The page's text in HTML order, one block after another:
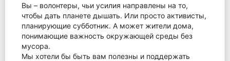
Вы – волонтеры, чьи усилия направлены на то,
чтобы дать планете дышать. Или просто активисты,
планирующие субботник. А может жители дома,
понимающие важность окружающей среды без
мусора.
Мы хотели бы быть вам полезны и поддержать